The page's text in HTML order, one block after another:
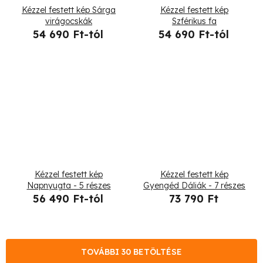
Kézzel festett kép Sárga
virágocskák
54 690 Ft-tól
Kézzel festett kép
Szférikus fa
54 690 Ft-tól
Kézzel festett kép
Napnyugta - 5 részes
56 490 Ft-tól
Kézzel festett kép
Gyengéd Dáliák - 7 részes
73 790 Ft
TOVÁBBI 30 BETÖLTÉSE